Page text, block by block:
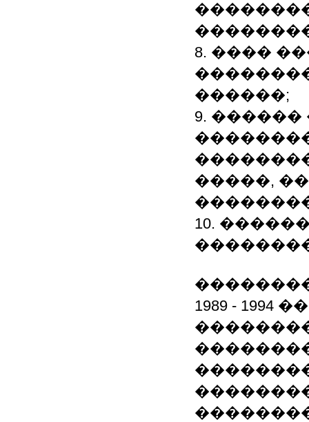
8. ����
������;
9.
�����,
10.
1989 -